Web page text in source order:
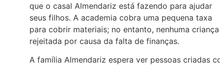
que o casal Almendariz está fazendo para ajudar
seus filhos. A academia cobra uma pequena taxa
para cobrir materiais; no entanto, nenhuma
rejeitada por causa da falta de finanças.
A família Almendariz espera ver pessoas criadas